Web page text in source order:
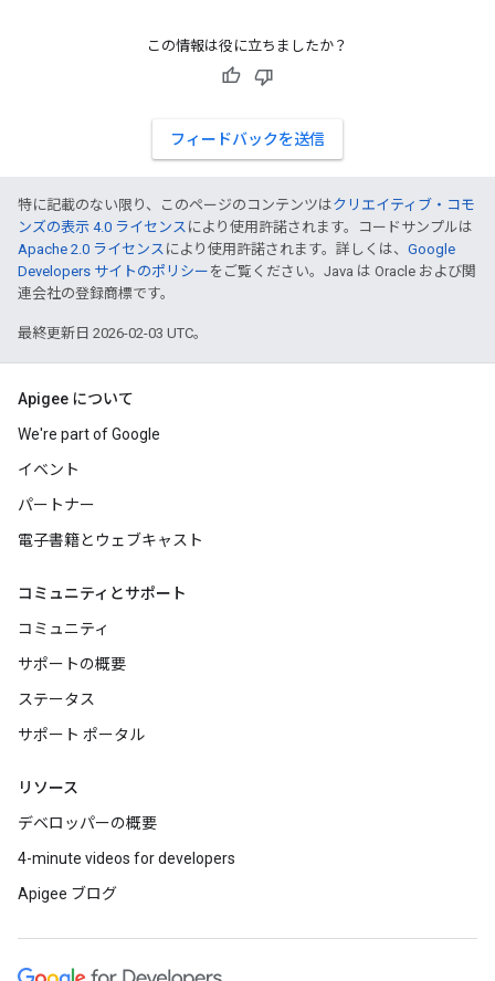
この情報は役に立ちましたか？
フィードバックを送信
特に記載のない限り、このページのコンテンツはクリエイティブ・コモ
ンズの表示 4.0 ライセンス により使用許諾されます。コードサンプルは
Apache 2.0 ライセンス により使用許諾されます。詳しくは、 Google
Developers サイトのポリシー をご覧ください。Java は Oracle および関
連会社の登録商標です。
最終更新日 2026-02-03 UTC。
Apigee について
We're part of Google
イベント
パートナー
電子書籍とウェブキャスト
コミュニティとサポート
コミュニティ
サポートの概要
ステータス
サポート ポータル
リソース
デベロッパーの概要
4-minute videos for developers
Apigee ブログ